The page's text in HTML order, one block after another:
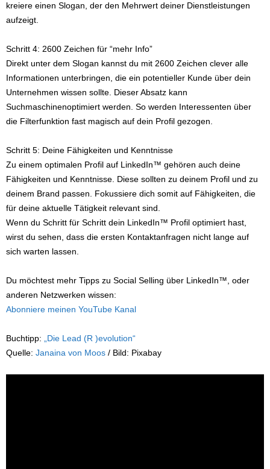
kreiere einen Slogan, der den Mehrwert deiner Dienstleistungen
aufzeigt.
Schritt 4: 2600 Zeichen für “mehr Info”
Direkt unter dem Slogan kannst du mit 2600 Zeichen clever alle
Informationen unterbringen, die ein potentieller Kunde über dein
Unternehmen wissen sollte. Dieser Absatz kann
Suchmaschinenoptimiert werden. So werden Interessenten über
die Filterfunktion fast magisch auf dein Profil gezogen.
Schritt 5: Deine Fähigkeiten und Kenntnisse
Zu einem optimalen Profil auf LinkedIn™ gehören auch deine
Fähigkeiten und Kenntnisse. Diese sollten zu deinem Profil und zu
deinem Brand passen. Fokussiere dich somit auf Fähigkeiten, die
für deine aktuelle Tätigkeit relevant sind.
Wenn du Schritt für Schritt dein LinkedIn™ Profil optimiert hast,
wirst du sehen, dass die ersten Kontaktanfragen nicht lange auf
sich warten lassen.
Du möchtest mehr Tipps zu Social Selling über LinkedIn™, oder
anderen Netzwerken wissen:
Abonniere meinen YouTube Kanal
Buchtipp:
„Die Lead (R )evolution“
Quelle: Janaina von Moos / Bild: Pixabay